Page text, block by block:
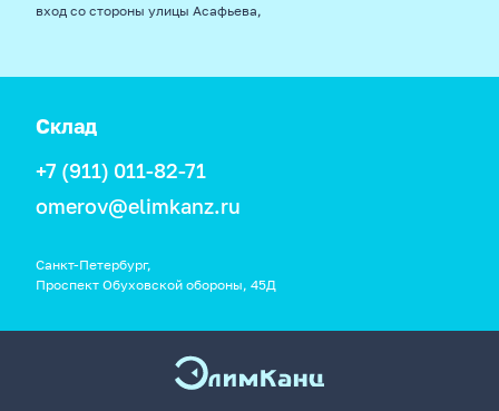
вход со стороны улицы Асафьева,
Склад
+7 (911) 011-82-71
omerov@elimkanz.ru
Санкт-Петербург,
Проспект Обуховской обороны, 45Д